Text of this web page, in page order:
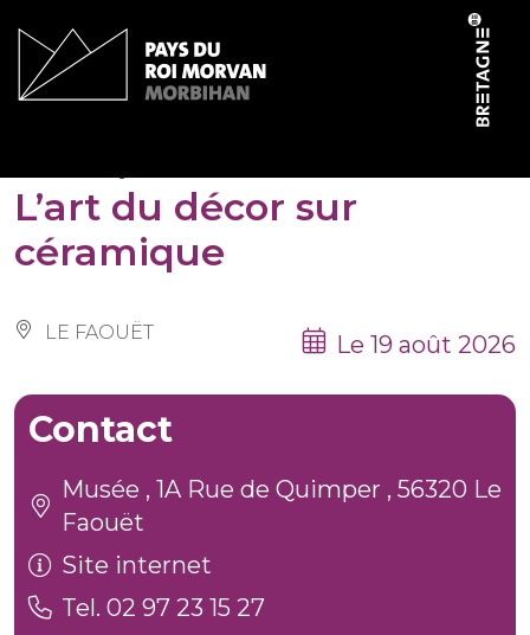
L’art du décor sur
céramique
LE FAOUËT Le 19 août 2026
Contact
Musée , 1A Rue de Quimper , 56320 Le
Faouët
Site internet
Tel. 02 97 23 15 27